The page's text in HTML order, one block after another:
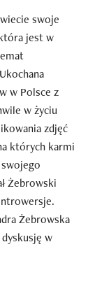
swoje
jest w
w Polsce z
w życiu
zdjęć
których karmi
Żebrowski
Żebrowska
w